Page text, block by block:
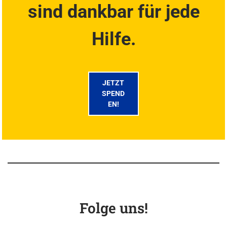
sind dankbar für jede
Hilfe.
JETZT
SPEND
EN!
Folge uns!